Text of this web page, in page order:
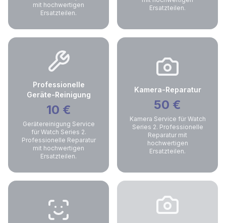
mit hochwertigen
Ersatzteilen.
Ersatzteilen.
Professionelle
Geräte-Reinigung
10 €
Gerätereinigung Service
für Watch Series 2.
Professionelle Reparatur
mit hochwertigen
Ersatzteilen.
Kamera-Reparatur
50 €
Kamera Service für Watch
Series 2. Professionelle
Reparatur mit
hochwertigen
Ersatzteilen.